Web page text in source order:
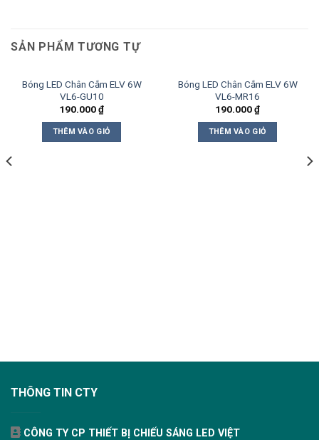
SẢN PHẨM TƯƠNG TỰ
Bóng LED Chân Cắm ELV 6W
VL6-GU10
190.000₫
THÊM VÀO GIỎ
Bóng LED Chân Cắm ELV 6W
VL6-MR16
190.000₫
THÊM VÀO GIỎ
THÔNG TIN CTY
CÔNG TY CP THIẾT BỊ CHIẾU SÁNG LED VIỆT